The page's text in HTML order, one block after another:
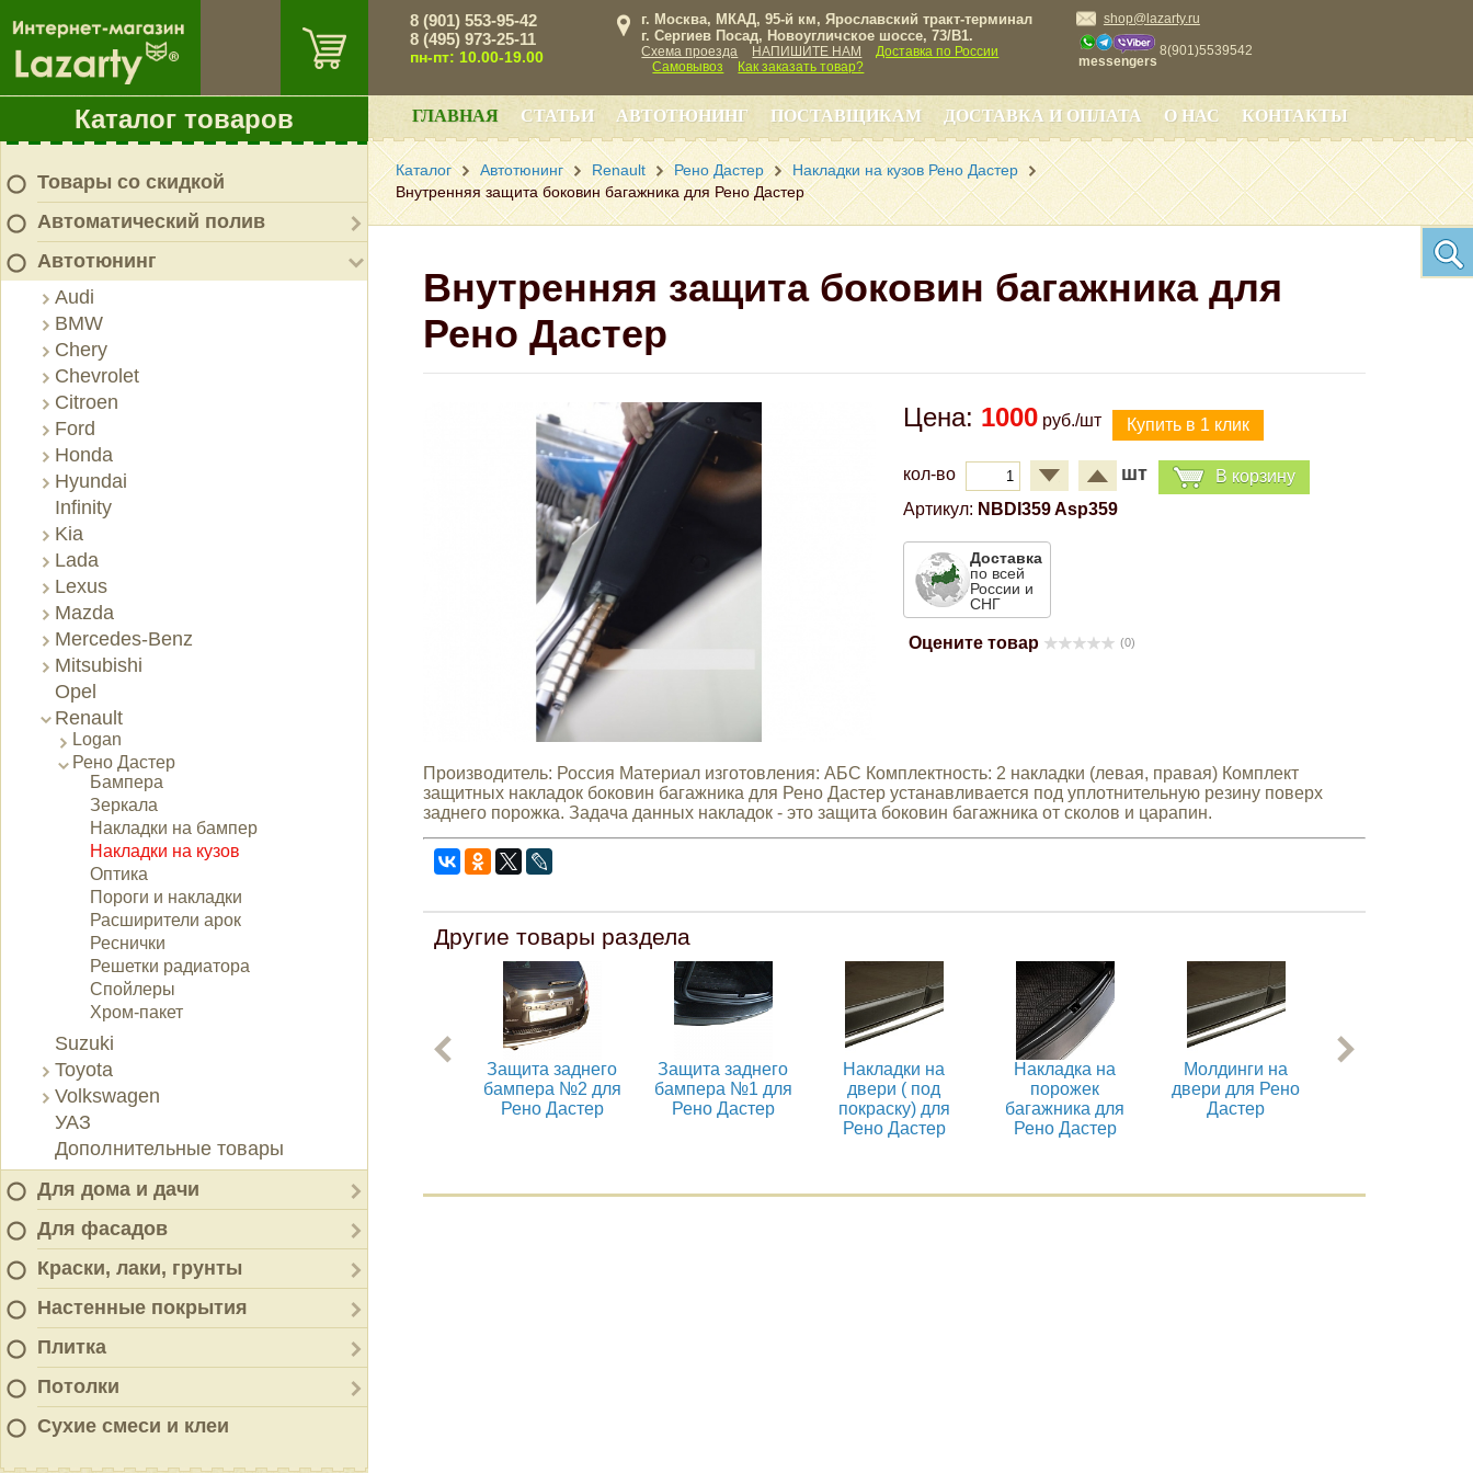
Каталог товаров
Товары со скидкой
Автоматический полив
Автотюнинг
Audi
BMW
Chery
Chevrolet
Citroen
Ford
Honda
Hyundai
Infinity
Kia
Lada
Lexus
Mazda
Mercedes-Benz
Mitsubishi
Opel
Renault
Logan
Рено Дастер
Бампера
Зеркала
Накладки на бампер
Накладки на кузов
Оптика
Пороги и накладки
Расширители арок
Реснички
Решетки радиатора
Спойлеры
Хром-пакет
Suzuki
Toyota
Volkswagen
УАЗ
Дополнительные товары
Для дома и дачи
Для фасадов
Краски, лаки, грунты
Настенные покрытия
Плитка
Потолки
Сухие смеси и клеи
8 (901) 553-95-42
8 (495) 973-25-11
пн-пт: 10.00-19.00
г. Москва, МКАД, 95-й км, Ярославский тракт-терминал
г. Сергиев Посад, Новоугличское шоссе, 73/B1.
Схема проезда НАПИШИТЕ НАМ
Доставка по России
Самовывоз
Как заказать товар?
shop@lazarty.ru
messengers
8(901)5539542
ГЛАВНАЯ СТАТЬИ АВТОТЮНИНГ ПОСТАВЩИКАМ ДОСТАВКА И ОПЛАТА О НАС КОНТАКТЫ
Каталог Автотюнинг Renault Рено Дастер
Накладки на кузов Рено Дастер
Внутренняя защита боковин багажника для Рено Дастер
Внутренняя защита боковин багажника для
Рено Дастер
Цена: 1000 руб./шт
кол-во шт
В корзину
Артикул: NBDI359 Asp359
Доставка
по всей
России и
СНГ
Оцените товар (0)
Производитель: Россия Материал изготовления: АБС Комплектность: 2 накладки (левая, правая) Комплект
защитных накладок боковин багажника для Рено Дастер устанавливается под уплотнительную резину поверх
заднего порожка. Задача данных накладок - это защита боковин багажника от сколов и царапин.
Другие товары раздела
Защита заднего
бампера №2 для
Рено Дастер
Защита заднего
бампера №1 для
Рено Дастер
Накладки на
двери ( под
покраску) для
Рено Дастер
Накладка на
порожек
багажника для
Рено Дастер
Молдинги на
двери для Рено
Дастер